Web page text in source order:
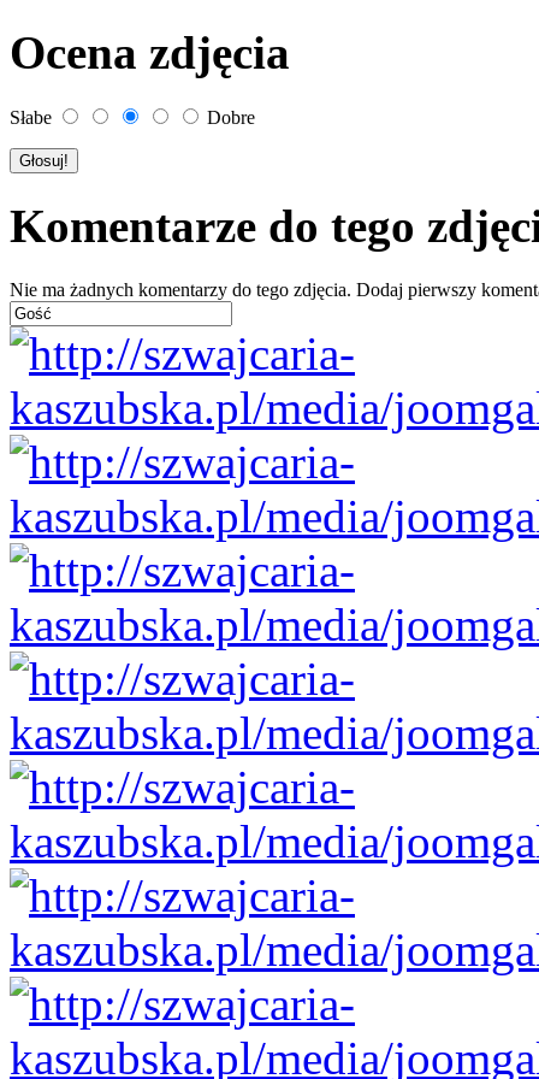
Ocena zdjęcia
Słabe Dobre
Komentarze do tego
Nie ma żadnych komentarzy do tego zdjęcia. Dodaj pierwszy